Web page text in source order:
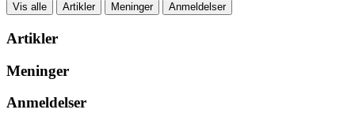
Vis alle
Artikler Meninger Anmeldelser
Artikler
Meninger
Anmeldelser